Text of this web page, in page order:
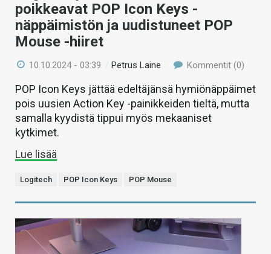
poikkeavat POP Icon Keys -
näppäimistön ja uudistuneet POP
Mouse -hiiret
10.10.2024 - 03:39 /Petrus Laine Kommentit (0)
POP Icon Keys jättää edeltäjänsä hymiönäppäimet
pois uusien Action Key -painikkeiden tieltä, mutta
samalla kyydistä tippui myös mekaaniset
kytkimet.
Lue lisää
Logitech POP Icon Keys POP Mouse